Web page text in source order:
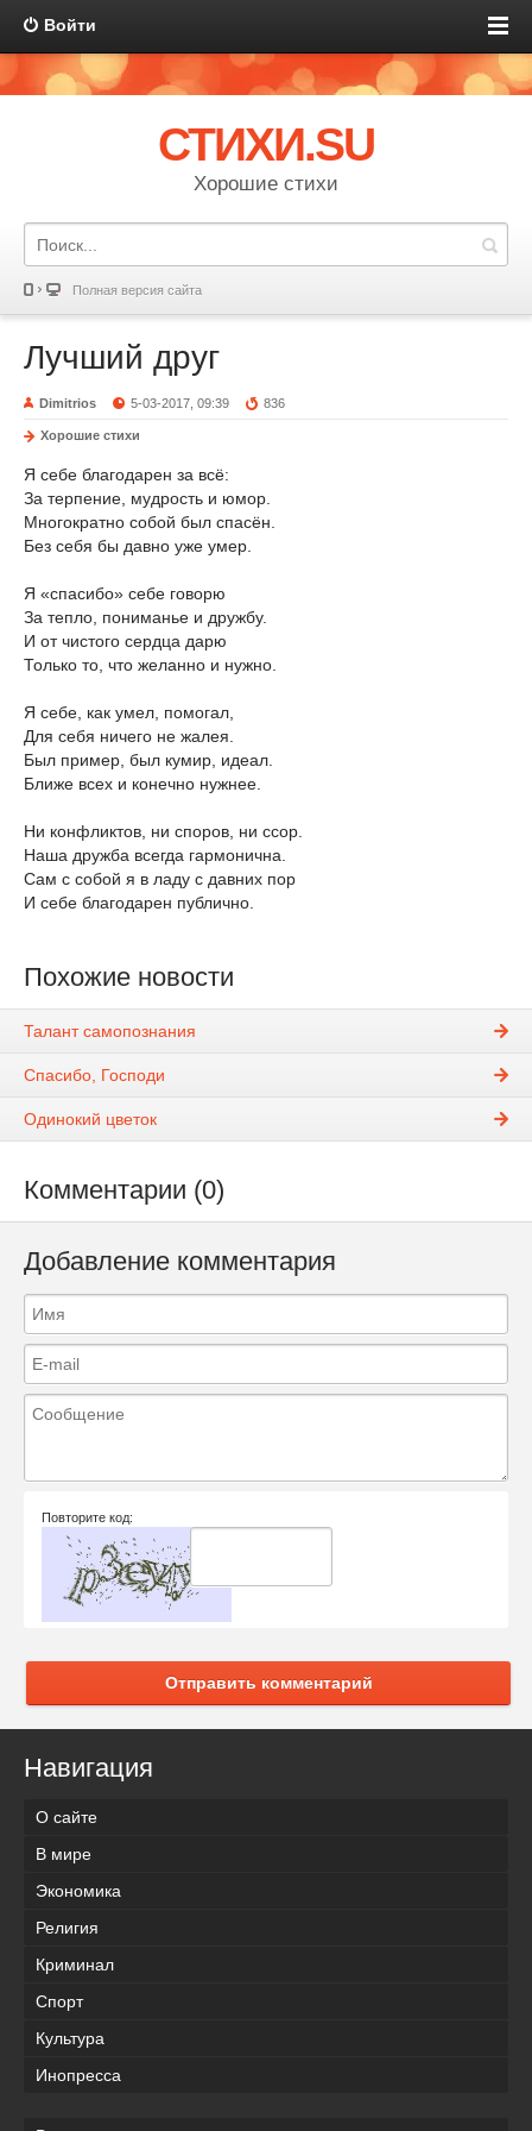
Войти
СТИХИ.SU
Хорошие стихи
Полная версия сайта
Лучший друг
Dimitrios 5-03-2017, 09:39 836
Хорошие стихи
Я себе благодарен за всё:
За терпение, мудрость и юмор.
Многократно собой был спасён.
Без себя бы давно уже умер.
Я «спасибо» себе говорю
За тепло, пониманье и дружбу.
И от чистого сердца дарю
Только то, что желанно и нужно.
Я себе, как умел, помогал,
Для себя ничего не жалея.
Был пример, был кумир, идеал.
Ближе всех и конечно нужнее.
Ни конфликтов, ни споров, ни ссор.
Наша дружба всегда гармонична.
Сам с собой я в ладу с давних пор
И себе благодарен публично.
Похожие новости
Талант самопознания
Спасибо, Господи
Одинокий цветок
Комментарии (0)
Добавление комментария
Повторите код:
Отправить комментарий
Навигация
О сайте
В мире
Экономика
Религия
Криминал
Спорт
Культура
Инопресса